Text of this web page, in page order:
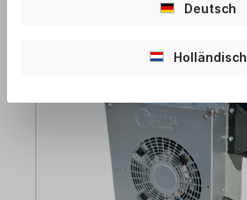
empfohlenes ZubehörDeutsch
Holländisch